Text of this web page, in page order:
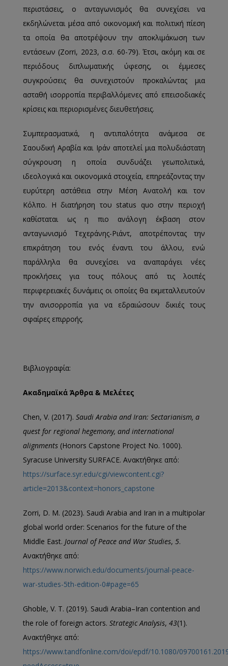
περιστάσεις, ο ανταγωνισμός θα συνεχίσει να
εκδηλώνεται μέσα από οικονομική και πολιτική πίεση
τα οποία θα αποτρέψουν την αποκλιμάκωση των
εντάσεων (Zorri, 2023, σ.σ. 60-79). Έτσι, ακόμη και σε
περιόδους διπλωματικής ύφεσης, οι έμμεσες
συγκρούσεις θα συνεχιστούν προκαλώντας μια
ασταθή ισορροπία περιβαλλόμενες από επεισοδιακές
κρίσεις και περιορισμένες διευθετήσεις.
Συμπερασματικά, η αντιπαλότητα ανάμεσα σε
Σαουδική Αραβία και Ιράν αποτελεί μια πολυδιάστατη
σύγκρουση η οποία συνδυάζει γεωπολιτικά,
ιδεολογικά και οικονομικά στοιχεία, επηρεάζοντας την
ευρύτερη αστάθεια στην Μέση Ανατολή και τον
Κόλπο. Η διατήρηση του status quo στην περιοχή
καθίσταται ως η πιο ανάλογη έκβαση στον
ανταγωνισμό Τεχεράνης-Ριάντ, αποτρέποντας την
επικράτηση του ενός έναντι του άλλου, ενώ
παράλληλα θα συνεχίσει να αναπαράγει νέες
προκλήσεις για τους πόλους από τις λοιπές
περιφερειακές δυνάμεις οι οποίες θα εκμεταλλευτούν
την ανισορροπία για να εδραιώσουν δικιές τους
σφαίρες επιρροής.
Βιβλιογραφία:
Ακαδημαϊκά Άρθρα & Μελέτες
Chen, V. (2017). Saudi Arabia and Iran: Sectarianism, a
quest for regional hegemony, and international
alignments (Honors Capstone Project No. 1000).
Syracuse University SURFACE. Ανακτήθηκε από:
https://surface.syr.edu/cgi/viewcontent.cgi?
article=2013&context=honors_capstone
Zorri, D. M. (2023). Saudi Arabia and Iran in a multipolar
global world order: Scenarios for the future of the
Middle East. Journal of Peace and War Studies, 5.
Ανακτήθηκε από:
https://www.norwich.edu/documents/journal-peace-
war-studies-5th-edition-0#page=65
Ghoble, V. T. (2019). Saudi Arabia–Iran contention and
the role of foreign actors. Strategic Analysis, 43(1).
Ανακτήθηκε από:
https://www.tandfonline.com/doi/epdf/10.1080/